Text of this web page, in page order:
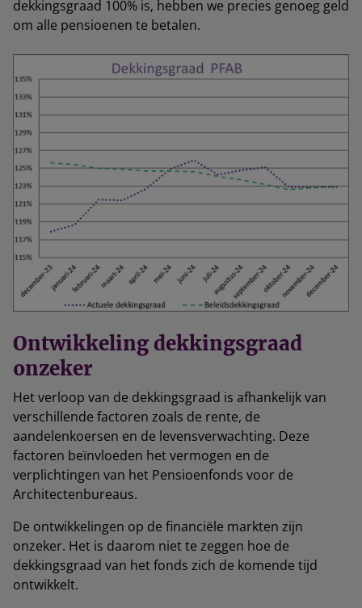
dekkingsgraad 100% is, hebben we precies genoeg geld
om alle pensioenen te betalen.
Ontwikkeling dekkingsgraad
onzeker
Het verloop van de dekkingsgraad is afhankelijk van
verschillende factoren zoals de rente, de
aandelenkoersen en de levensverwachting. Deze
factoren beïnvloeden het vermogen en de
verplichtingen van het Pensioenfonds voor de
Architectenbureaus.
De ontwikkelingen op de financiële markten zijn
onzeker. Het is daarom niet te zeggen hoe de
dekkingsgraad van het fonds zich de komende tijd
ontwikkelt.